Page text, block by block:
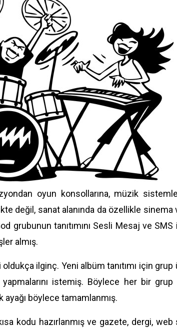
oyun konsollarına, müzik
değil, sanat alanında da özellikle
grubunun tanıtımını Sesli Mesaj ve
almış.
ilginç. Yeni albüm tanıtımı için
yapmalarını istemiş. Böylece her bir
ayağı böylece tamamlanmış.
kodu hazırlanmış ve gazete, dergi,